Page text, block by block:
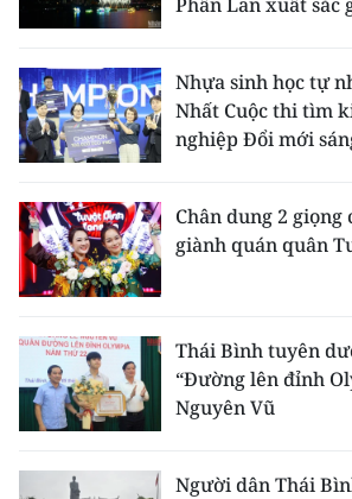
CHƯƠNG TRÌNH OCOP - MỖI XÃ
MỘT SẢN PHẨM
RADIO
MEDIA CENTER
E-Magazine
Video
Media Chính trị
Media Kinh tế
Nhựa sinh học tự
Nhất Cuộc thi tìm
nghiệp Đổi mới
Chân dung 2
giành quán quân
Thái Bình tuyên
“Đường lên đỉnh
Nguyên Vũ
Người dân Thái